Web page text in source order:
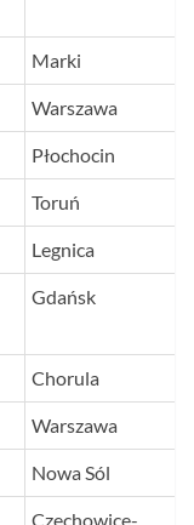
Marki
Warszawa
Płochocin
Toruń
Legnica
Gdańsk
Chorula
Warszawa
Nowa Sól
Czechowice-